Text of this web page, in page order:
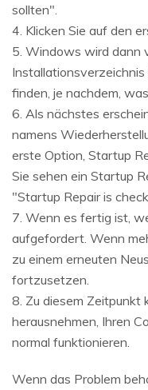
sollten".
4. Klicken Sie auf den
5. Windows wird dann
finden, je nachdem,
6. Als nächstes
namens
erste Option, Startup
Sie sehen ein Startup
"Startup Repair is
7. Wenn es fertig ist,
aufgefordert. Wenn
zu einem erneuten
fortzusetzen.
8. Zu diesem Zeitpunkt
herausnehmen, Ihren
normal funktionieren.
Wenn das Problem